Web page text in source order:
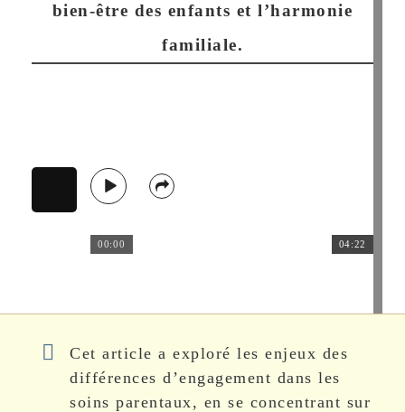
bien-être des enfants et l’harmonie
familiale.
04:22
00:00
Cet article a exploré les enjeux des
différences d’engagement dans les
soins parentaux, en se concentrant sur